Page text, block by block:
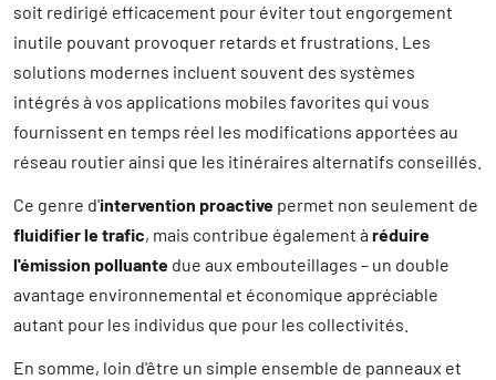
soit redirigé efficacement pour éviter tout engorgement
inutile pouvant provoquer retards et frustrations. Les
solutions modernes incluent souvent des systèmes
intégrés à vos applications mobiles favorites qui vous
fournissent en temps réel les modifications apportées au
réseau routier ainsi que les itinéraires alternatifs conseillés.
Ce genre d'intervention proactive permet non seulement de
fluidifier le trafic, mais contribue également à réduire
l'émission polluante due aux embouteillages – un double
avantage environnemental et économique appréciable
autant pour les individus que pour les collectivités.
En somme, loin d'être un simple ensemble de panneaux et